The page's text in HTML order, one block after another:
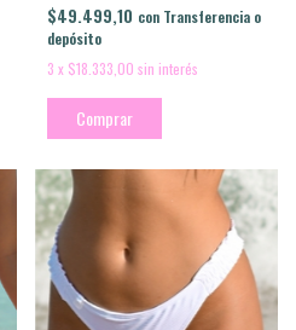
$49.499,10 con Transferencia o
depósito
3 x $18.333,00 sin interés
Comprar